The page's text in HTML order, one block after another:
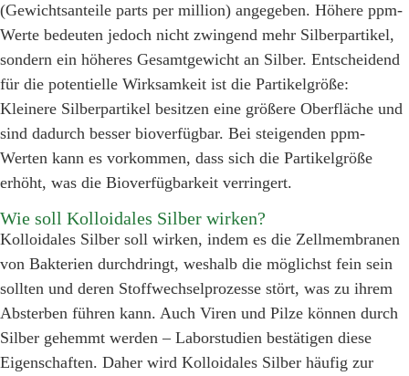
(Gewichtsanteile parts per million) angegeben. Höhere ppm-
Werte bedeuten jedoch nicht zwingend mehr Silberpartikel,
sondern ein höheres Gesamtgewicht an Silber. Entscheidend
für die potentielle Wirksamkeit ist die Partikelgröße:
Kleinere Silberpartikel besitzen eine größere Oberfläche und
sind dadurch besser bioverfügbar. Bei steigenden ppm-
Werten kann es vorkommen, dass sich die Partikelgröße
erhöht, was die Bioverfügbarkeit verringert.
Wie soll Kolloidales Silber wirken?
Kolloidales Silber soll wirken, indem es die Zellmembranen
von Bakterien durchdringt, weshalb die möglichst fein sein
sollten und deren Stoffwechselprozesse stört, was zu ihrem
Absterben führen kann. Auch Viren und Pilze können durch
Silber gehemmt werden – Laborstudien bestätigen diese
Eigenschaften. Daher wird Kolloidales Silber häufig zur